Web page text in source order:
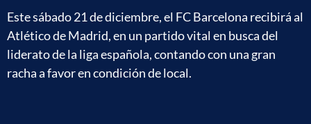
Este sábado 21 de diciembre, el FC Barcelona recibirá al
Atlético de Madrid, en un partido vital en busca del
liderato de la liga española, contando con una gran
racha a favor en condición de local.